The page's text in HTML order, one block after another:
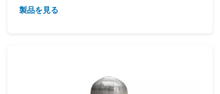
製品を見る